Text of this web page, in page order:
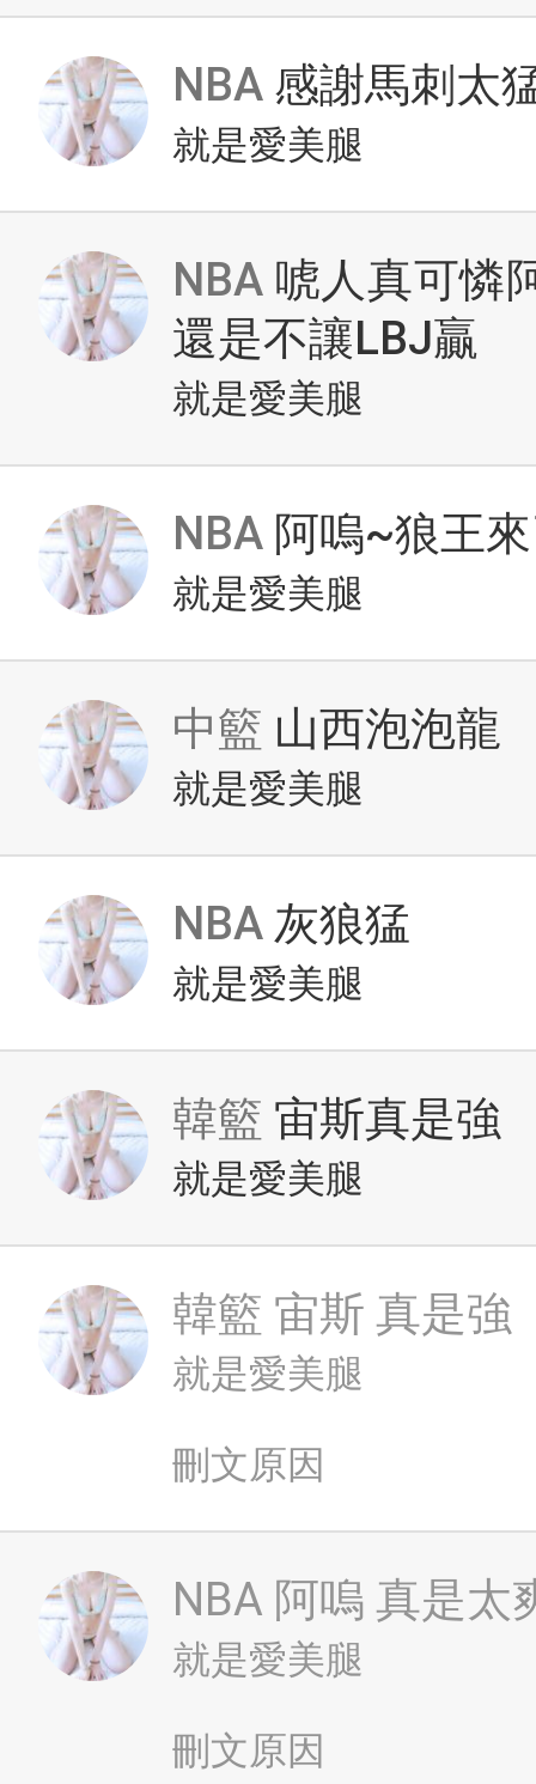
NBA 感謝馬刺太
就是愛美腿
NBA 唬人真可憐
還是不讓LBJ贏
就是愛美腿
NBA 阿嗚~狼王
就是愛美腿
中籃 山西泡泡龍
就是愛美腿
NBA 灰狼猛
就是愛美腿
韓籃 宙斯真是強
就是愛美腿
韓籃 宙斯 真是強
就是愛美腿
刪文原因
NBA 阿嗚 真是太
就是愛美腿
刪文原因